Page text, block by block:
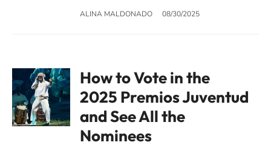
ALINA MALDONADO 08/30/2025
How to Vote in the
2025 Premios Juventud
and See All the
Nominees